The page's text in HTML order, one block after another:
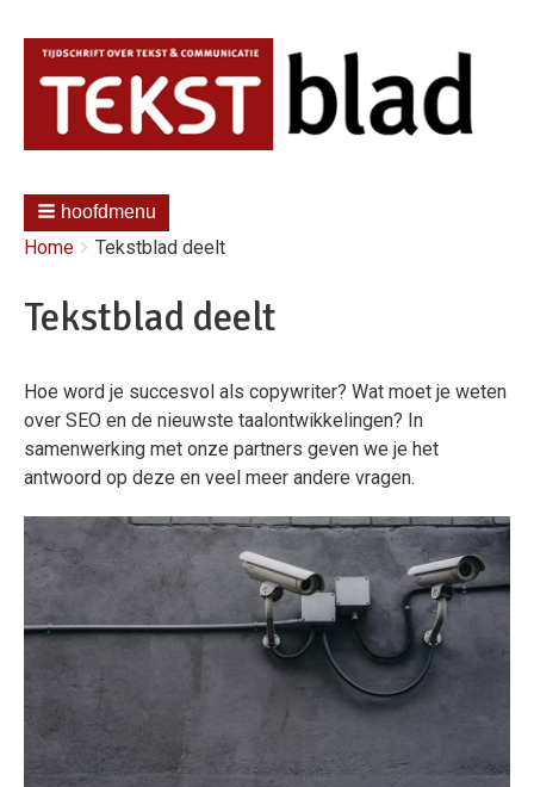
hoofdmenu
Kruimelpad
You
Home Tekstblad deelt
Tekstblad deelt
Hoe word je succesvol als copywriter? Wat moet je weten
over SEO en de nieuwste taalontwikkelingen? In
samenwerking met onze partners geven we je het
antwoord op deze en veel meer andere vragen.